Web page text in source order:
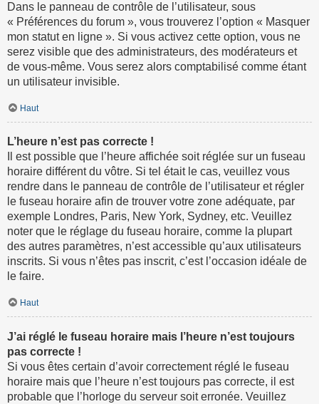
Dans le panneau de contrôle de l’utilisateur, sous
« Préférences du forum », vous trouverez l’option « Masquer
mon statut en ligne ». Si vous activez cette option, vous ne
serez visible que des administrateurs, des modérateurs et
de vous-même. Vous serez alors comptabilisé comme étant
un utilisateur invisible.
Haut
L’heure n’est pas correcte !
Il est possible que l’heure affichée soit réglée sur un fuseau
horaire différent du vôtre. Si tel était le cas, veuillez vous
rendre dans le panneau de contrôle de l’utilisateur et régler
le fuseau horaire afin de trouver votre zone adéquate, par
exemple Londres, Paris, New York, Sydney, etc. Veuillez
noter que le réglage du fuseau horaire, comme la plupart
des autres paramètres, n’est accessible qu’aux utilisateurs
inscrits. Si vous n’êtes pas inscrit, c’est l’occasion idéale de
le faire.
Haut
J’ai réglé le fuseau horaire mais l’heure n’est toujours
pas correcte !
Si vous êtes certain d’avoir correctement réglé le fuseau
horaire mais que l’heure n’est toujours pas correcte, il est
probable que l’horloge du serveur soit erronée. Veuillez